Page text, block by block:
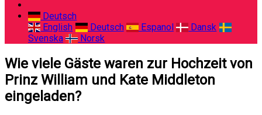
Deutsch
English
Deutsch Espanol
Dansk
Svenska
Norsk
Wie viele Gäste waren zur Hochzeit von
Prinz William und Kate Middleton
eingeladen?